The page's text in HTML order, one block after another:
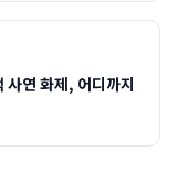
사연 화제, 어디까지